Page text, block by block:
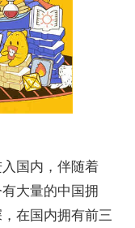
国内，伴随着
大量的中国拥
在国内拥有前三